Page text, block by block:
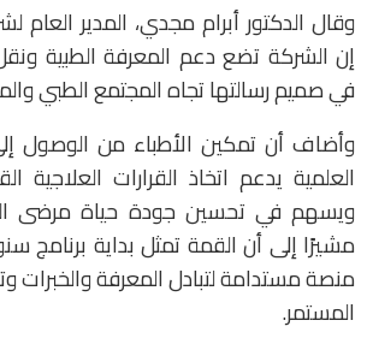
وقال الدكتور أبرام مجدي، المدير العام
إن الشركة تضع دعم المعرفة الطبية ونقل
في صميم رسالتها تجاه المجتمع الطبي
وأضاف أن تمكين الأطباء من الوصول
العلمية يدعم اتخاذ القرارات العلاجية
ويسهم في تحسين جودة حياة مرضى
مشيرًا إلى أن القمة تمثل بداية برنامج
منصة مستدامة لتبادل المعرفة والخبرات
المستمر.